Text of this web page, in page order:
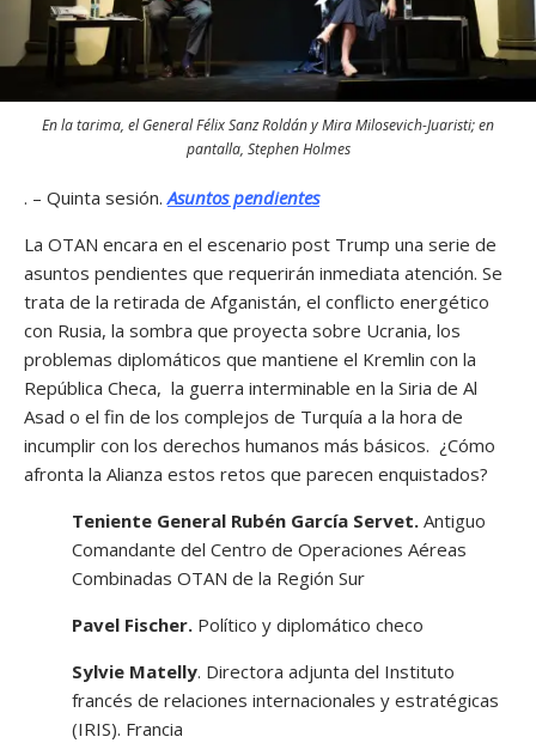
En la tarima, el General Félix Sanz Roldán y Mira Milosevich-Juaristi; en
pantalla, Stephen Holmes
. – Quinta sesión.Asuntos pendientes
La OTAN encara en el escenario post Trump una serie de
asuntos pendientes que requerirán inmediata atención. Se
trata de la retirada de Afganistán, el conflicto energético
con Rusia, la sombra que proyecta sobre Ucrania, los
problemas diplomáticos que mantiene el Kremlin con la
República Checa, la guerra interminable en la Siria de Al
Asad o el fin de los complejos de Turquía a la hora de
incumplir con los derechos humanos más básicos. ¿Cómo
afronta la Alianza estos retos que parecen enquistados?
Teniente General Rubén García Servet. Antiguo
Comandante del Centro de Operaciones Aéreas
Combinadas OTAN de la Región Sur
Pavel Fischer. Político y diplomático checo
Sylvie Matelly. Directora adjunta del Instituto
francés de relaciones internacionales y estratégicas
(IRIS). Francia